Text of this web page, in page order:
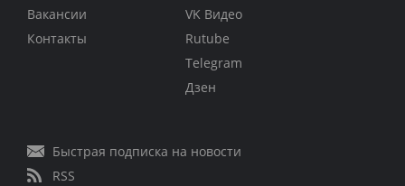
Вакансии
Контакты
VK Видео
Rutube
Telegram
Дзен
Быстрая подписка на новости
RSS